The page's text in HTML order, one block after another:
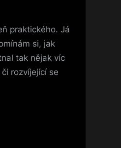
praktického. Já
si, jak
tak nějak víc
rozvíjející se